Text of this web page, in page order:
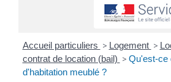
Accueil particuliers > Logement >
contrat de location (bail) > Qu'est-ce
d'habitation meublé ?